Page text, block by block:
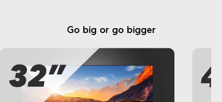
Go big or go bigger